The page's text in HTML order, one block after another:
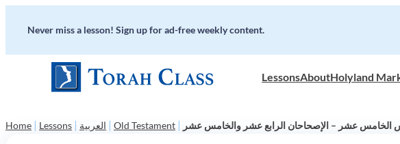
Never miss a lesson! Sign up for ad-free weekly content.
LessonsAboutHolyland
Home | Lessons | العربية | Old Testament | الخامس عشر – الإصحاحان الرابع عشر والخامس عشر